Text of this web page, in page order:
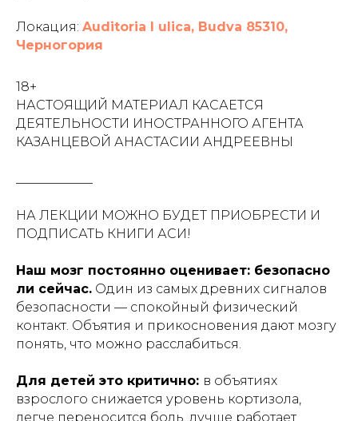
Локация: Auditoria I ulica, Budva 85310,
Черногория
18+
НАСТОЯЩИЙ МАТЕРИАЛ КАСАЕТСЯ
ДЕЯТЕЛЬНОСТИ ИНОСТРАННОГО АГЕНТА
КАЗАНЦЕВОЙ АНАСТАСИИ АНДРЕЕВНЫ
НА ЛЕКЦИИ МОЖНО БУДЕТ ПРИОБРЕСТИ И
ПОДПИСАТЬ КНИГИ АСИ!
Наш мозг постоянно оценивает: безопасно
ли сейчас. Один из самых древних сигналов
безопасности — спокойный физический
контакт. Объятия и прикосновения дают мозгу
понять, что можно расслабиться.
Для детей это критично: в объятиях
взрослого снижается уровень кортизола,
легче переносится боль, лучше работает